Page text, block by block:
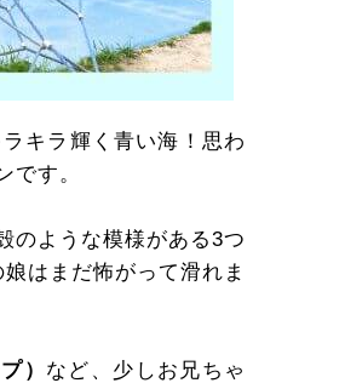
キラ輝く青い海！思わ
です。
のような模様がある3つ
はまだ怖がって滑れま
） など、少しお兄ちゃ